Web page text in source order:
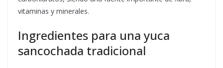
vitaminas y minerales.
Ingredientes para una yuca
sancochada tradicional